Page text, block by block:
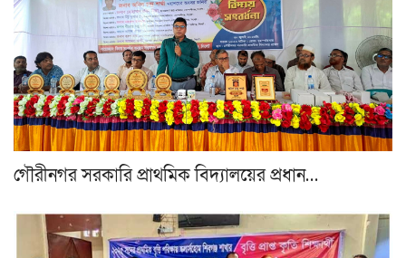
গৌরীনগর সরকারি প্রাথমিক বিদ্যালয়ের প্রধান…